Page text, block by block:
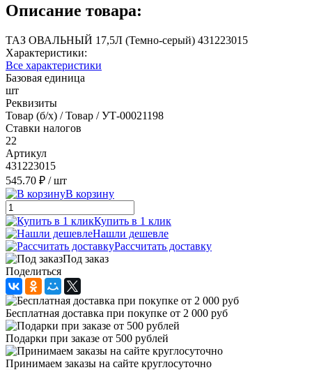
Описание товара:
ТАЗ ОВАЛЬНЫЙ 17,5Л (Темно-серый) 431223015
Характеристики:
Все характеристики
Базовая единица
шт
Реквизиты
Товар (б/х) / Товар / УТ-00021198
Ставки налогов
22
Артикул
431223015
545.70 ₽ / шт
В корзину
Купить в 1 клик
Нашли дешевле
Рассчитать доставку
Под заказ
Поделиться
Бесплатная доставка при покупке от 2 000 руб
Подарки при заказе от 500 рублей
Принимаем заказы на сайте круглосуточно